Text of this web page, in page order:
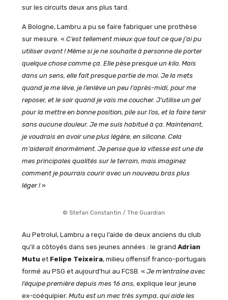
sur les circuits deux ans plus tard.
A Bologne, Lambru a pu se faire fabriquer une prothèse
sur mesure. « C’est tellement mieux que tout ce que j’ai pu
utiliser avant ! Même si je ne souhaite à personne de porter
quelque chose comme ça. Elle pèse presque un kilo. Mais
dans un sens, elle fait presque partie de moi. Je la mets
quand je me lève, je l’enlève un peu l’après-midi, pour me
reposer, et le soir quand je vais me coucher. J’utilise un gel
pour la mettre en bonne position, pile sur l’os, et la faire tenir
sans aucune douleur. Je me suis habitué à ça. Maintenant,
je voudrais en avoir une plus légère, en silicone. Cela
m’aiderait énormément. Je pense que la vitesse est une de
mes principales qualités sur le terrain, mais imaginez
comment je pourrais courir avec un nouveau bras plus
léger !»
© Stefan Constantin / The Guardian
Au Petrolul, Lambru a reçu l’aide de deux anciens du club
qu’il a côtoyés dans ses jeunes années : le grand Adrian
Mutu et Felipe Teixeira, milieu offensif franco-portugais
formé au PSG et aujourd’hui au FCSB. « Je m’entraîne avec
l’équipe première depuis mes 16 ans, explique leur jeune
ex-coéquipier. Mutu est un mec très sympa, qui aide les